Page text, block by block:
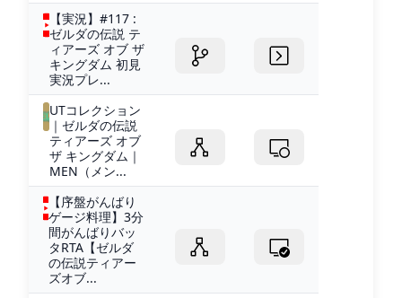
【実況】#117 :
ゼルダの伝説 テ
ィアーズ オブ ザ
キングダム 初見
実況プレ...
UTコレクション
｜ゼルダの伝説
ティアーズ オブ
ザ キングダム｜
MEN（メン...
【序盤がんばり
ゲージ料理】3分
間がんばりバッ
タRTA【ゼルダ
の伝説ティアー
ズオブ...